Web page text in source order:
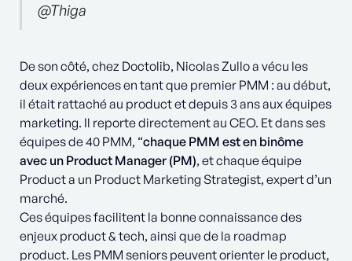
@Thiga
De son côté, chez Doctolib, Nicolas Zullo a vécu les
deux expériences en tant que premier PMM : au début,
il était rattaché au product et depuis 3 ans aux équipes
marketing. Il reporte directement au CEO. Et dans ses
équipes de 40 PMM, “chaque PMM est en binôme
avec un Product Manager (PM), et chaque équipe
Product a un Product Marketing Strategist, expert d’un
marché.
Ces équipes facilitent la bonne connaissance des
enjeux product & tech, ainsi que de la roadmap
product. Les PMM seniors peuvent orienter le product,